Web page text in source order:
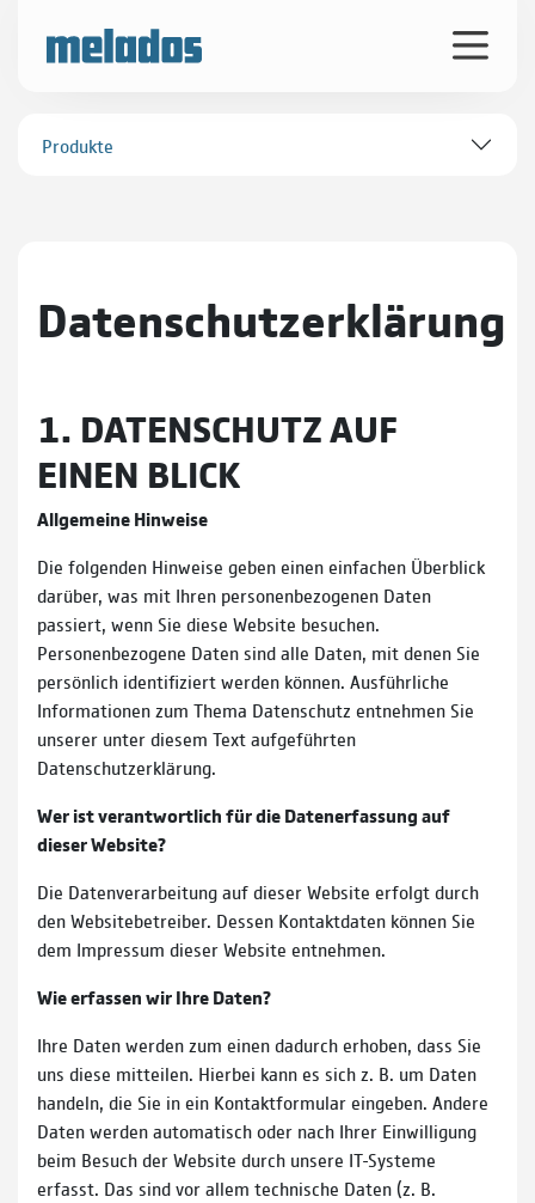
Produkte
Datenschutzerklärung
1. DATENSCHUTZ AUF
EINEN BLICK
Allgemeine Hinweise
Die folgenden Hinweise geben einen einfachen Überblick
darüber, was mit Ihren personenbezogenen Daten
passiert, wenn Sie diese Website besuchen.
Personenbezogene Daten sind alle Daten, mit denen Sie
persönlich identifiziert werden können. Ausführliche
Informationen zum Thema Datenschutz entnehmen Sie
unserer unter diesem Text aufgeführten
Datenschutzerklärung.
Wer ist verantwortlich für die Datenerfassung auf
dieser Website?
Die Datenverarbeitung auf dieser Website erfolgt durch
den Websitebetreiber. Dessen Kontaktdaten können Sie
dem Impressum dieser Website entnehmen.
Wie erfassen wir Ihre Daten?
Ihre Daten werden zum einen dadurch erhoben, dass Sie
uns diese mitteilen. Hierbei kann es sich z. B. um Daten
handeln, die Sie in ein Kontaktformular eingeben. Andere
Daten werden automatisch oder nach Ihrer Einwilligung
beim Besuch der Website durch unsere IT-Systeme
erfasst. Das sind vor allem technische Daten (z. B.